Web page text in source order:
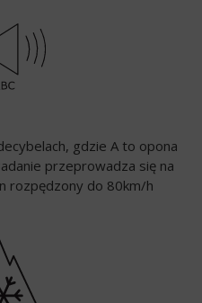
gdzie A to opona
przeprowadza się na
rozpędzony do 80km/h